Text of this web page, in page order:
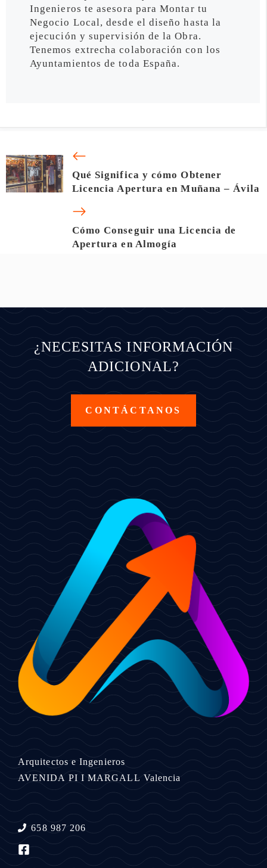
Ingenieros te asesora para Montar tu
Negocio Local, desde el diseño hasta la
ejecución y supervisión de la Obra.
Tenemos extrecha colaboración con los
Ayuntamientos de toda España.
Qué Significa y cómo Obtener
Licencia Apertura en Muñana – Ávila
Cómo Conseguir una Licencia de
Apertura en Almogía
¿NECESITAS INFORMACIÓN
ADICIONAL?
CONTÁCTANOS
Arquitectos e Ingenieros
AVENIDA PI I MARGALL Valencia
658 987 206